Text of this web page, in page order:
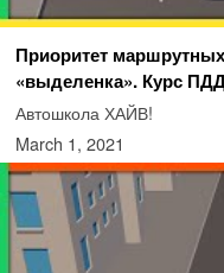
Приоритет
«выделенка». Курс
Автошкола ХАЙВ!
March 1, 2021